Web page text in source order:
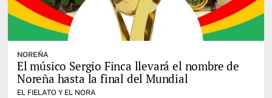
NOREÑA
El músico Sergio Finca llevará el nombre de
Noreña hasta la final del Mundial
EL FIELATO Y EL NORA